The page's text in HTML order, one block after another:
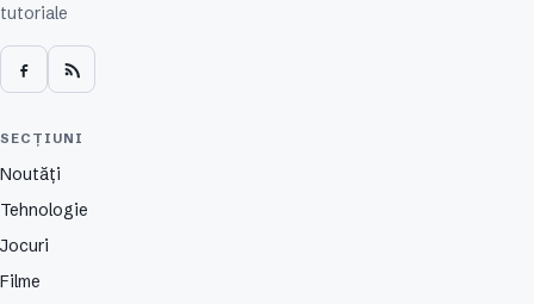
tutoriale
SECȚIUNI
Noutăți
Tehnologie
Jocuri
Filme